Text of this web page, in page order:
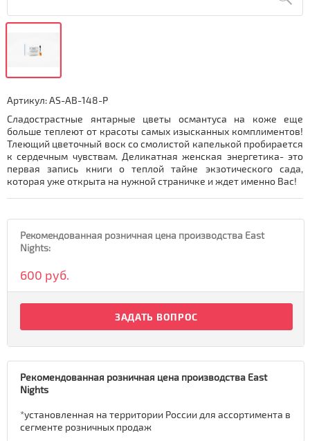
Артикул:AS-AB-148-P
Сладострастные янтарные цветы османтуса на коже еще
больше теплеют от красоты самых изысканных комплиментов!
Тлеющий цветочный воск со смолистой капелькой пробирается
к сердечным чувствам. Деликатная женская энергетика- это
первая запись книги о теплой тайне экзотического сада,
которая уже открыта на нужной страничке и ждет именно Вас!
Рекомендованная розничная цена производства East
Nights:
600 руб.
ЗАДАТЬ ВОПРОС
Рекомендованная розничная цена производства East
Nights
*установленная на территории России для ассортимента в
сегменте розничных продаж